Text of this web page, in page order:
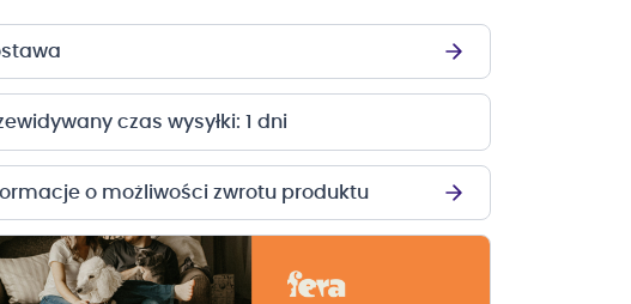
czas wysyłki: 1 dni
o możliwości zwrotu produktu